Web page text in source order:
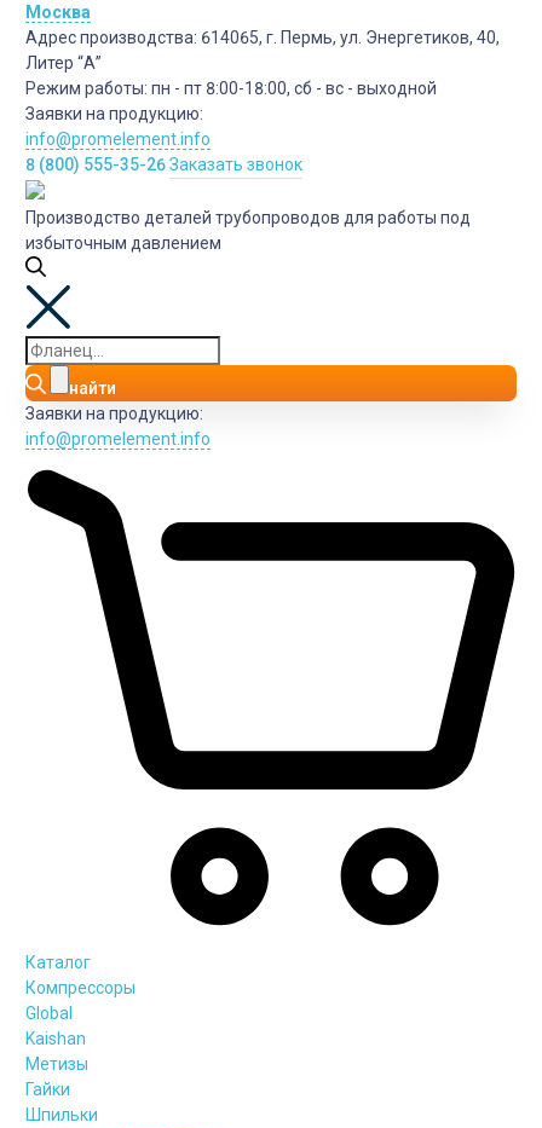
Москва
Адрес производства: 614065, г. Пермь, ул. Энергетиков, 40,
Литер “А”
Режим работы: пн - пт 8:00-18:00, сб - вс - выходной
Заявки на продукцию:
info@promelement.info
8 (800) 555-35-26Заказать звонок
Производство деталей трубопроводов для работы под
избыточным давлением
найти
Заявки на продукцию:
info@promelement.info
Каталог
Компрессоры
Global
Kaishan
Метизы
Гайки
Шпильки